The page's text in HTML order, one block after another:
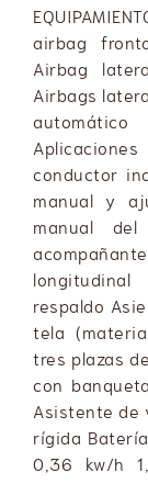
airbag
Airbag
Airbags
conductor
manual y
manual
respaldo
tela
tres plazas
con
Asistente de
rígida
0,36 kw/h